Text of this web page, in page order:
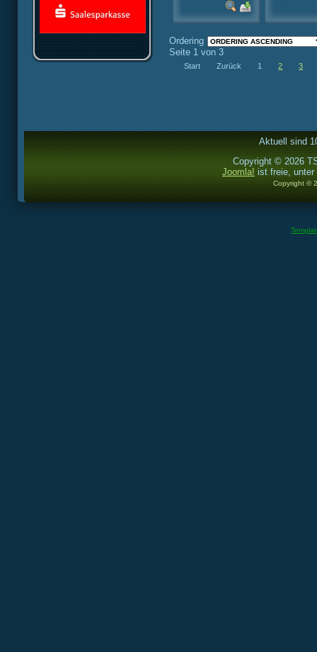
Ordering
Seite 1 von 3
Start Zurück 1 2 3
Aktuell sind
Copyright © 2026
Joomla! ist freie,
Copyright ©